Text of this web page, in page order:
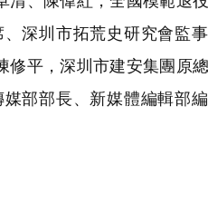
深圳市拓荒史研究會監
修平，深圳市建安集團原
部部長、新媒體編輯部